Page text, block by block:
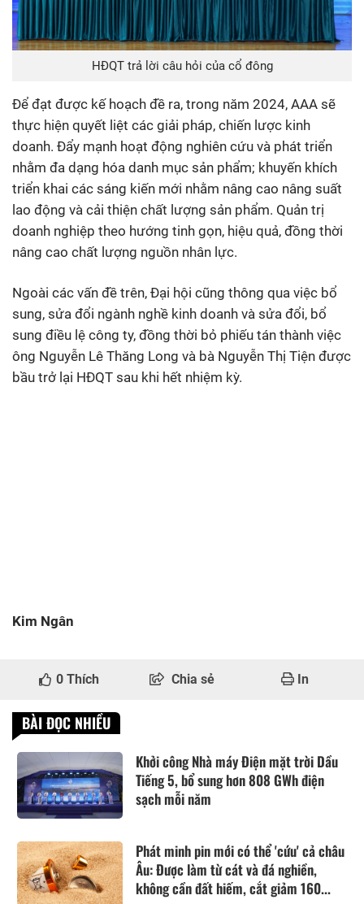
HĐQT trả lời câu hỏi của cổ đông
Để đạt được kế hoạch đề ra, trong năm 2024, AAA sẽ
thực hiện quyết liệt các giải pháp, chiến lược kinh
doanh. Đẩy mạnh hoạt động nghiên cứu và phát triển
nhằm đa dạng hóa danh mục sản phẩm; khuyến khích
triển khai các sáng kiến mới nhằm nâng cao nâng suất
lao động và cải thiện chất lượng sản phẩm. Quản trị
doanh nghiệp theo hướng tinh gọn, hiệu quả, đồng thời
nâng cao chất lượng nguồn nhân lực.
Ngoài các vấn đề trên, Đại hội cũng thông qua việc bổ
sung, sửa đổi ngành nghề kinh doanh và sửa đổi, bổ
sung điều lệ công ty, đồng thời bỏ phiếu tán thành việc
ông Nguyễn Lê Thăng Long và bà Nguyễn Thị Tiện được
bầu trở lại HĐQT sau khi hết nhiệm kỳ.
Kim Ngân
0 Thích Chia sẻ In
BÀI ĐỌC NHIỀU
Khởi công Nhà máy Điện mặt trời Dầu
Tiếng 5, bổ sung hơn 808 GWh điện
sạch mỗi năm
Phát minh pin mới có thể 'cứu' cả châu
Âu: Được làm từ cát và đá nghiền,
không cần đất hiếm, cắt giảm 160...